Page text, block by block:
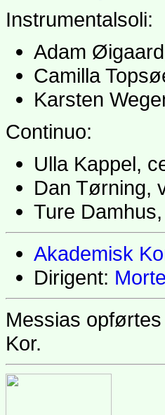
Instrumentalsoli:
Adam
Camilla
Karsten
Continuo:
Ulla Kappel,
Dan Tørning,
Ture
Akademisk
Dirigent:
Messias
Kor.